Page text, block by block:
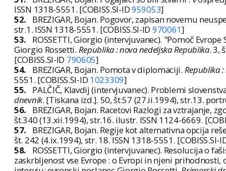
ISSN 1318-5551. [COBISS.SI-ID959053]
52.
BREZIGAR, Bojan. Pogovor, zapisan novemu
str.1. ISSN 1318-5551. [COBISS.SI-ID 970061]
53.
ROSSETTI, Giorgio (intervjuvanec). "Pomoč
Giorgio Rossetti. Republika : nova nedeljska Republika. 3,
[COBISS.SI-ID 790605]
54.
BREZIGAR, Bojan. Pomota v diplomaciji. Republika
5551. [COBISS.SI-ID 1023309]
55.
PALČIČ, Klavdij (intervjuvanec). Problemi
dnevnik. [Tiskana izd.]. 50, št.57 (27.ii.1994), str.13.
56.
BREZIGAR, Bojan. Racetovi Razlogi za vztrajanje,
št.340 (13.xii.1994), str.16. ilustr. ISSN 1124-6669.
57.
BREZIGAR, Bojan. Regije kot alternativna opcija
št. 242 (4.ix.1994), str. 18. ISSN 1318-5551. [COBISS.SI-
58.
ROSSETTI, Giorgio (intervjuvanec). Resolucija o
zaskrbljenost vse Evrope : o Evropi in njeni